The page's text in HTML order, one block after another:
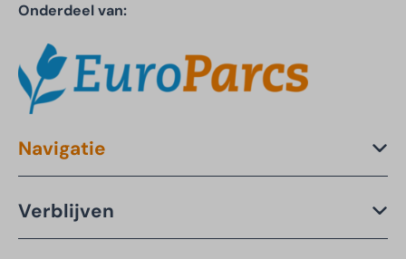
Onderdeel van:
Navigatie
Verblijven